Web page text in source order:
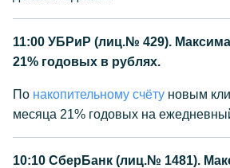
11:00 УБРиР (лиц.№ 429).
21% годовых в рублях.
По накопительному счёту новым
месяца 21% годовых на
10:10 СберБанк (лиц.№ 1481).